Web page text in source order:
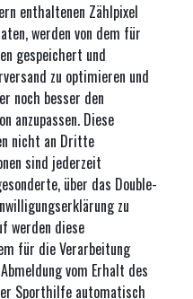
enthaltenen Zählpixel
werden von dem für
gespeichert und
zu optimieren und
noch besser den
anzupassen. Diese
nicht an Dritte
sind jederzeit
über das Double-
zu
werden diese
für die Verarbeitung
vom Erhalt des
Sporthilfe automatisch